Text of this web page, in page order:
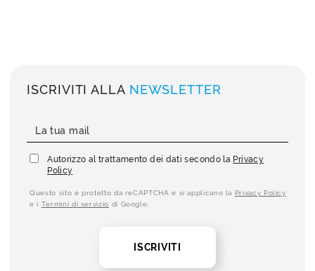
ISCRIVITI ALLA NEWSLETTER
Autorizzo al trattamento dei dati secondo la Privacy
Policy
Questo sito è protetto da reCAPTCHA e si applicano la Privacy Policy
e i Termini di servizio di Google.
ISCRIVITI